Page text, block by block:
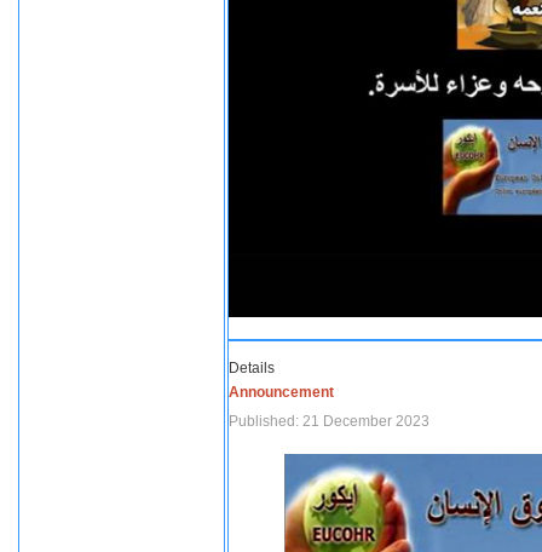
Details
Announcement
Published: 21 December 2023